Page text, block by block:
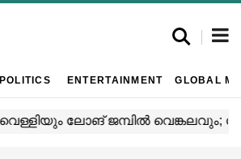
POLITICS ENTERTAINMENT GLOBAL